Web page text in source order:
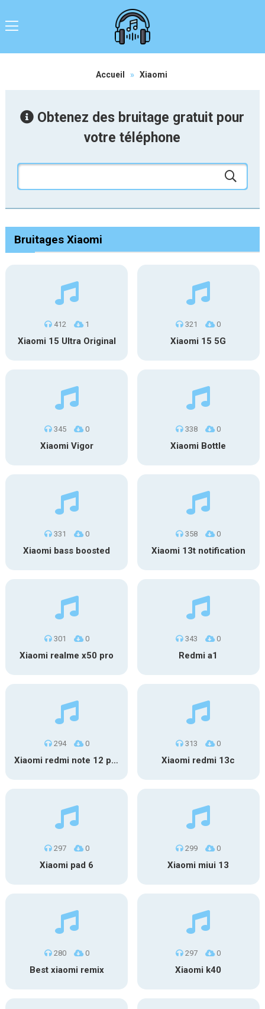
Accueil » Xiaomi
Obtenez des bruitage gratuit pour
votre téléphone
Bruitages Xiaomi
412 1
Xiaomi 15 Ultra Original
321 0
Xiaomi 15 5G
345 0
Xiaomi Vigor
338 0
Xiaomi Bottle
331 0
Xiaomi bass boosted
358 0
Xiaomi 13t notification
301 0
Xiaomi realme x50 pro
343 0
Redmi a1
294 0
Xiaomi redmi note 12 pro 5g – original
313 0
Xiaomi redmi 13c
297 0
Xiaomi pad 6
299 0
Xiaomi miui 13
280 0
Best xiaomi remix
297 0
Xiaomi k40